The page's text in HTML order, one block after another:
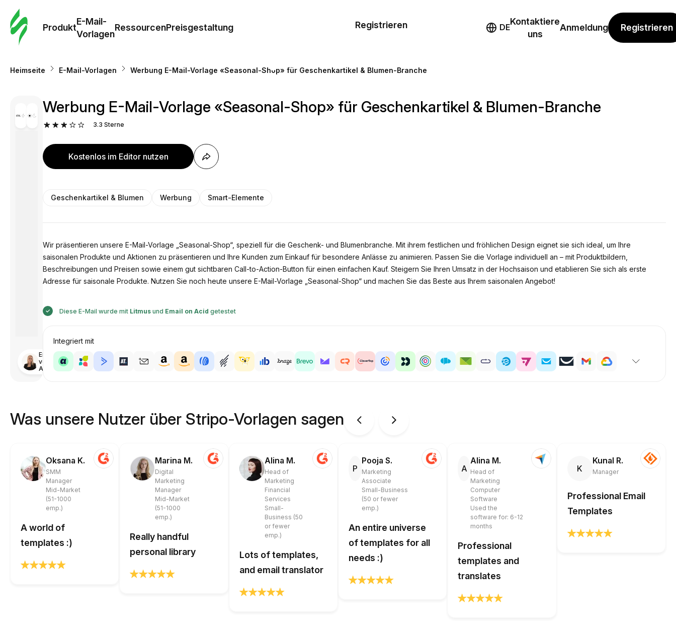
Produkt
E-Mail-
Vorlagen
RessourcenPreisgestaltung Registrieren DE
Kontaktiere
uns
Anmeldung Registrieren
Heimseite E-Mail-Vorlagen Werbung E-Mail-Vorlage «Seasonal-Shop» für Geschenkartikel & Blumen-Branche
Entworfen
von
Anastasiia
Werbung E-Mail-Vorlage «Seasonal-Shop» für Geschenkartikel & Blumen-Branche
3.3 Sterne
Kostenlos im Editor nutzen
Geschenkartikel & Blumen Werbung Smart-Elemente
Wir präsentieren unsere E-Mail-Vorlage „Seasonal-Shop“, speziell für die Geschenk- und Blumenbranche. Mit ihrem festlichen und fröhlichen Design eignet sie sich ideal, um Ihre
saisonalen Produkte und Aktionen zu präsentieren und Ihre Kunden zum Einkauf für besondere Anlässe zu animieren. Passen Sie die Vorlage individuell an – mit Produktbildern,
Beschreibungen und Preisen sowie einem gut sichtbaren Call-to-Action-Button für einen einfachen Kauf. Steigern Sie Ihren Umsatz in der Hochsaison und etablieren Sie sich als erste
Adresse für saisonale Produkte. Nutzen Sie noch heute unsere E-Mail-Vorlage „Seasonal-Shop“ und machen Sie das Beste aus Ihrem saisonalen Angebot!
Diese E-Mail wurde mit Litmus und Email on Acid getestet
Integriert mit
Was unsere Nutzer über Stripo-Vorlagen sagen
Oksana K.
SMM
Manager
Mid-Market
(51-1000
emp.)
A world of
templates :)
Marina M.
Digital
Marketing
Manager
Mid-Market
(51-1000
emp.)
Really handful
personal library
Alina M.
Head of
Marketing
Financial
Services
Small-
Business (50
or fewer
emp.)
Lots of templates,
and email translator
P
Pooja S.
Marketing
Associate
Small-Business
(50 or fewer
emp.)
An entire universe
of templates for all
needs :)
A
Alina M.
Head of
Marketing
Computer
Software
Used the
software for: 6-12
months
Professional
templates and
translates
K
Kunal R.
Manager
Professional Email
Templates